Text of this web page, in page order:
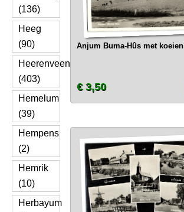
(136)
Heeg
(90)
Heerenveen
(403)
Hemelum
(39)
Hempens
(2)
Hemrik
(10)
Herbayum
Anjum Buma-Hûs met koeien
€ 3,50